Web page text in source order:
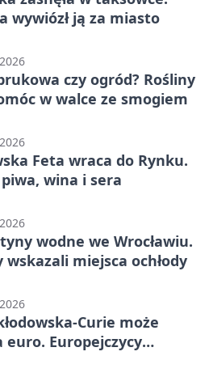
wywiózł ją za miasto
czy ogród? Rośliny
w walce ze smogiem
Feta wraca do Rynku.
wina i sera
wodne we Wrocławiu.
wskazali miejsca ochłody
Curie może
Europejczycy